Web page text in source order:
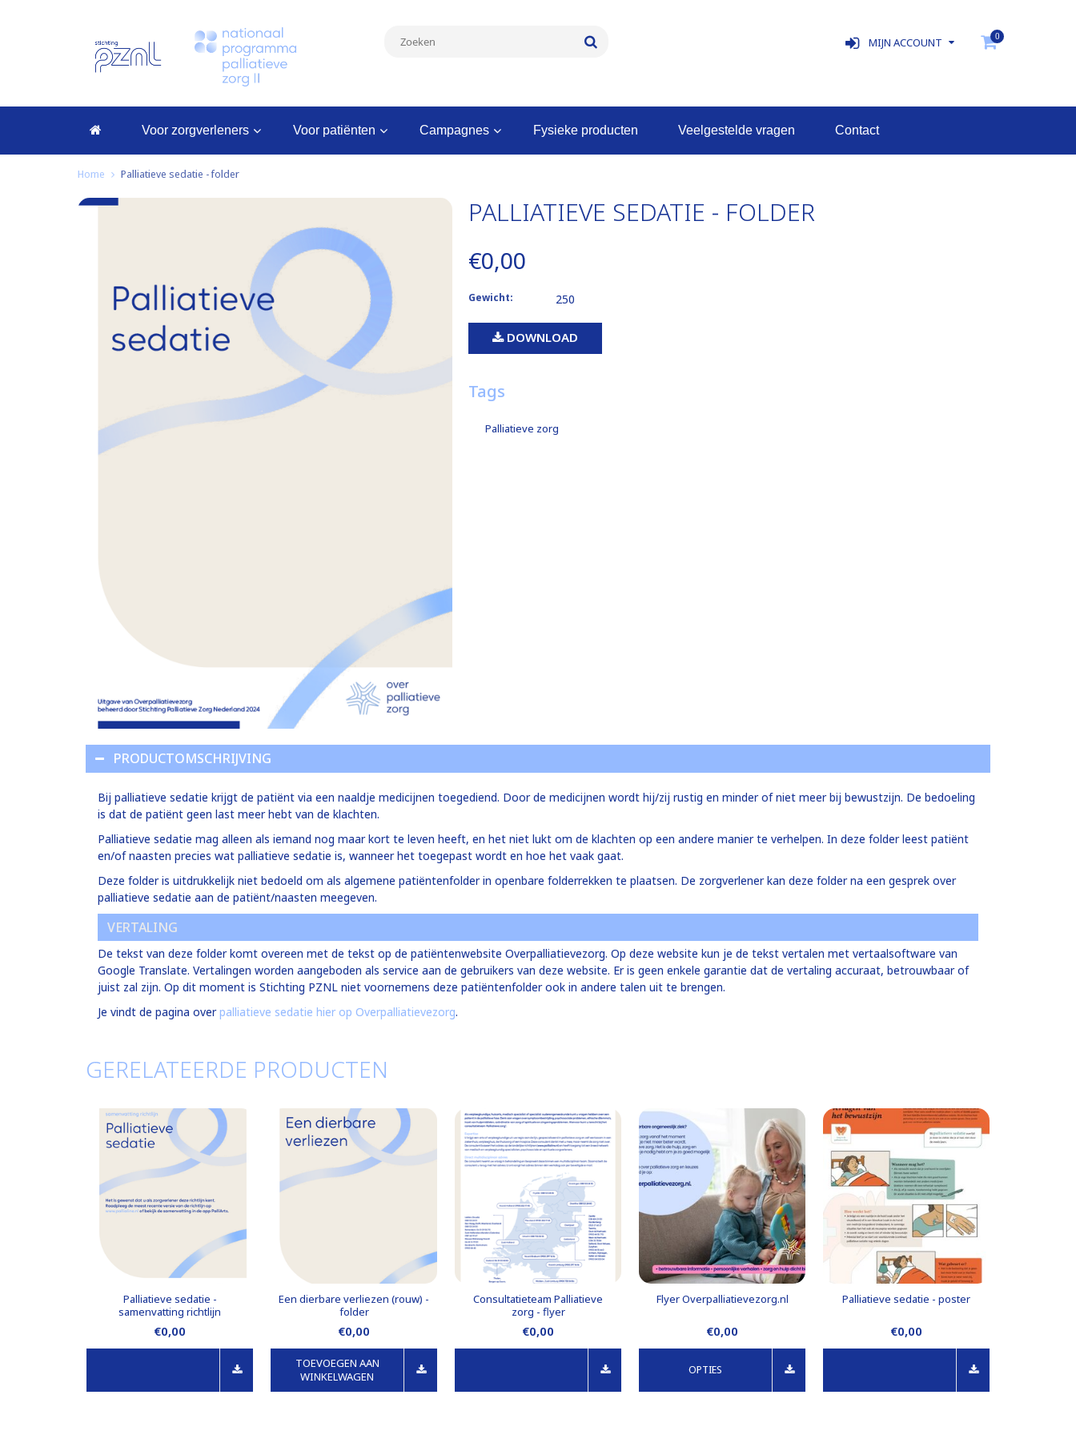
0
MIJN ACCOUNT
voor zorgverleners voor patiënten campagnes fysieke producten veelgestelde vragen contact
Home Palliatieve sedatie - folder
PALLIATIEVE SEDATIE - FOLDER
€0,00
Gewicht: 250
DOWNLOAD
Tags
Palliatieve zorg
PRODUCTOMSCHRIJVING
Bij palliatieve sedatie krijgt de patiënt via een naaldje medicijnen toegediend. Door de medicijnen wordt hij/zij rustig en minder of niet meer bij bewustzijn. De bedoeling
is dat de patiënt geen last meer hebt van de klachten.
Palliatieve sedatie mag alleen als iemand nog maar kort te leven heeft, en het niet lukt om de klachten op een andere manier te verhelpen. In deze folder leest patiënt
en/of naasten precies wat palliatieve sedatie is, wanneer het toegepast wordt en hoe het vaak gaat.
Deze folder is uitdrukkelijk niet bedoeld om als algemene patiëntenfolder in openbare folderrekken te plaatsen. De zorgverlener kan deze folder na een gesprek over
palliatieve sedatie aan de patiënt/naasten meegeven.
VERTALING
De tekst van deze folder komt overeen met de tekst op de patiëntenwebsite Overpalliatievezorg. Op deze website kun je de tekst vertalen met vertaalsoftware van
Google Translate. Vertalingen worden aangeboden als service aan de gebruikers van deze website. Er is geen enkele garantie dat de vertaling accuraat, betrouwbaar of
juist zal zijn. Op dit moment is Stichting PZNL niet voornemens deze patiëntenfolder ook in andere talen uit te brengen.
Je vindt de pagina overpalliatieve sedatie hier op Overpalliatievezorg.
GERELATEERDE PRODUCTEN
Palliatieve sedatie -
samenvatting richtlijn
€0,00
Een dierbare verliezen (rouw) -
folder
€0,00
TOEVOEGEN AAN
WINKELWAGEN
Consultatieteam Palliatieve
zorg - flyer
€0,00
Flyer Overpalliatievezorg.nl
€0,00
OPTIES
Palliatieve sedatie - poster
€0,00